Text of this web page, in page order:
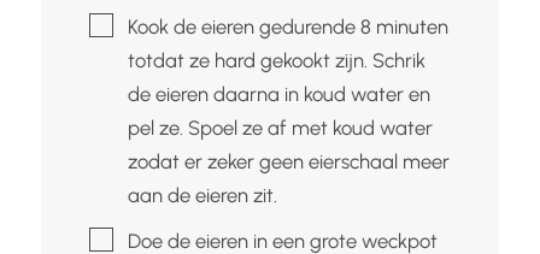
▢Kook de eieren gedurende 8 minuten
totdat ze hard gekookt zijn. Schrik
de eieren daarna in koud water en
pel ze. Spoel ze af met koud water
zodat er zeker geen eierschaal meer
aan de eieren zit.
▢Doe de eieren in een grote weckpot